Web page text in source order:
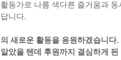
동가로 나름 색다른 즐거움과
니다.
새로운 활동을 응원하겠습니다
았을 텐데 후원까지 결심하게